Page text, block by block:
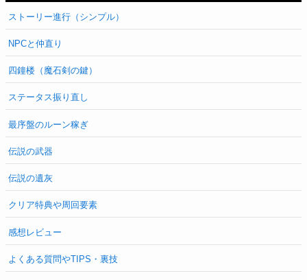
ストーリー進行（シンプル）
NPCと仲直り
四鐘楼（魔石剣の鍵）
ステータス振り直し
最序盤のルーン稼ぎ
伝説の武器
伝説の遺灰
クリア特典や周回要素
感想レビュー
よくある質問やTIPS・裏技